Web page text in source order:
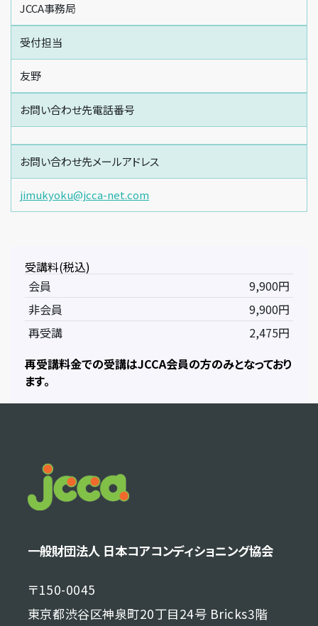
JCCA事務局
受付担当
友野
お問い合わせ先電話番号
お問い合わせ先メールアドレス
jimukyoku@jcca-net.com
受講料(税込)
会員
9,900円
非会員
9,900円
再受講
2,475円
再受講料金での受講はJCCA会員の方のみとなっており
ます。
一般財団法人 日本コアコンディショニング協会
〒150-0045
東京都渋谷区神泉町20丁目24号 Bricks3階